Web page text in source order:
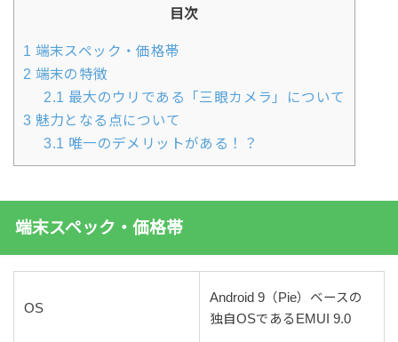
目次
1 端末スペック・価格帯
2 端末の特徴
2.1 最大のウリである「三眼カメラ」について
3 魅力となる点について
3.1 唯一のデメリットがある！？
端末スペック・価格帯
OS
Android 9（Pie）ベースの
独自OSであるEMUI 9.0